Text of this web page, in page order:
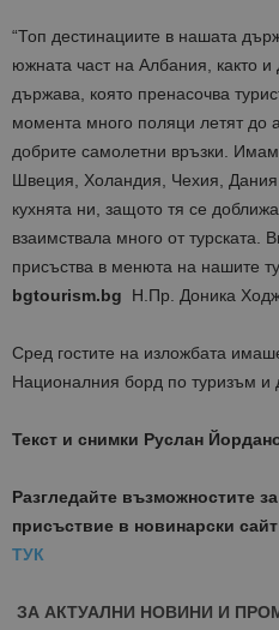
“Топ дестинациите в нашата
южната част на Албания, както
държава, която пренасочва
момента много поляци летят до
добрите самолетни връзки.
Швеция, Холандия, Чехия,
кухнята ни, защото тя се
взаимствала много от турската.
присъства в менюта на нашите
bgtourism.bg
Н.Пр. Доника
Сред гостите на изложбата
Националния борд по туризъм и
Текст и снимки Руслан
Разгледайте възможностите
присъствие в новинарски
ТУК
ЗА АКТУАЛНИ НОВИНИ И